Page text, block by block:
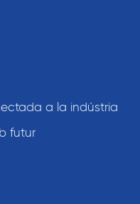
a la indústria
futur